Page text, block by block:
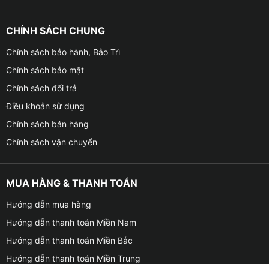
CHÍNH SÁCH CHUNG
Chính sách bảo hành, Bảo Trì
Chính sách bảo mật
Chính sách đổi trả
Điều khoản sử dụng
Chính sách bán hàng
Chính sách vận chuyển
MUA HÀNG & THANH TOÁN
Hướng dẫn mua hàng
Hướng dẫn thanh toán Miền Nam
Hướng dẫn thanh toán Miền Bắc
Hướng dẫn thanh toán Miền Trung